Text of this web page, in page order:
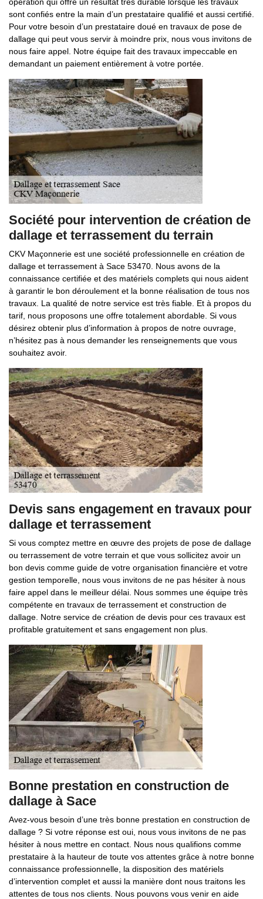
sont confiés entre la main d’un prestataire qualifié et aussi certifié.
Pour votre besoin d’un prestataire doué en travaux de pose de
dallage qui peut vous servir à moindre prix, nous vous invitons de
nous faire appel. Notre équipe fait des travaux impeccable en
demandant un paiement entièrement à votre portée.
Société pour intervention de création de
dallage et terrassement du terrain
CKV Maçonnerie est une société professionnelle en création de
dallage et terrassement à Sace 53470. Nous avons de la
connaissance certifiée et des matériels complets qui nous aident
à garantir le bon déroulement et la bonne réalisation de tous nos
travaux. La qualité de notre service est très fiable. Et à propos du
tarif, nous proposons une offre totalement abordable. Si vous
désirez obtenir plus d’information à propos de notre ouvrage,
n’hésitez pas à nous demander les renseignements que vous
souhaitez avoir.
Devis sans engagement en travaux pour
dallage et terrassement
Si vous comptez mettre en œuvre des projets de pose de dallage
ou terrassement de votre terrain et que vous sollicitez avoir un
bon devis comme guide de votre organisation financière et votre
gestion temporelle, nous vous invitons de ne pas hésiter à nous
faire appel dans le meilleur délai. Nous sommes une équipe très
compétente en travaux de terrassement et construction de
dallage. Notre service de création de devis pour ces travaux est
profitable gratuitement et sans engagement non plus.
Bonne prestation en construction de
dallage à Sace
Avez-vous besoin d’une très bonne prestation en construction de
dallage ? Si votre réponse est oui, nous vous invitons de ne pas
hésiter à nous mettre en contact. Nous nous qualifions comme
prestataire à la hauteur de toute vos attentes grâce à notre bonne
connaissance professionnelle, la disposition des matériels
d’intervention complet et aussi la manière dont nous traitons les
attentes de tous nos clients. Nous pouvons vous venir en aide